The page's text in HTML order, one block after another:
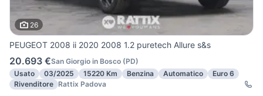
26
PEUGEOT 2008 ii 2020 2008 1.2 puretech Allure s&s
20.693 €San Giorgio in Bosco (PD)
Usato
03/2025 15220 Km Benzina Automatico
Euro 6
Rivenditore Rattix Padova